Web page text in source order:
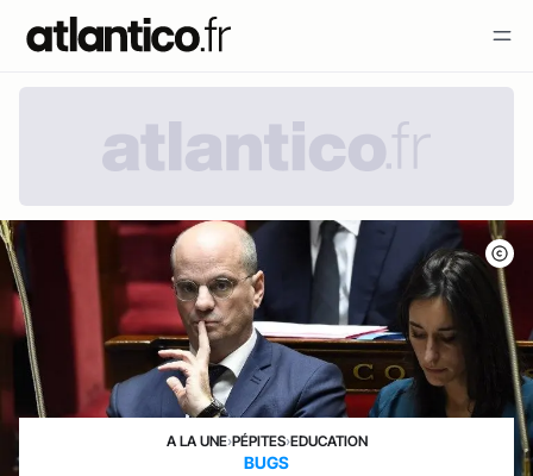
A LA UNE›PÉPITES›EDUCATION
BUGS